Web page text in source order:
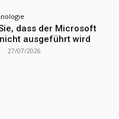
dass der Microsoft
ausgeführt wird
- 27/07/2026